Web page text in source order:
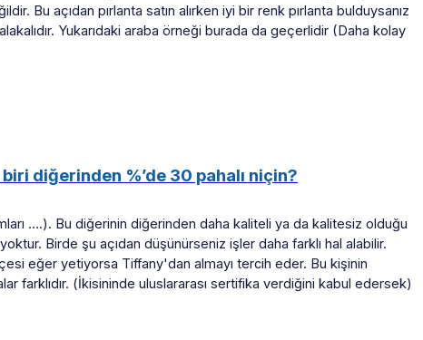
Bu açıdan pırlanta satın alırken iyi bir renk pırlanta bulduysanız
Yukarıdaki araba örneği burada da geçerlidir (Daha kolay
diğerinden %’de 30 pahalı niçin?
….). Bu diğerinin diğerinden daha kaliteli ya da kalitesiz olduğu
Birde şu açıdan düşünürseniz işler daha farklı hal alabilir.
eğer yetiyorsa Tiffany'dan almayı tercih eder. Bu kişinin
farklıdır. (İkisininde uluslararası sertifika verdiğini kabul edersek)